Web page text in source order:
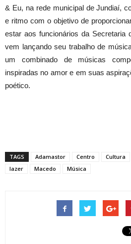
& Eu, na rede municipal de Jundiaí,
e ritmo com o objetivo de
estar aos funcionários da Secretaria
vem lançando seu trabalho de
um combinado de músicas
inspiradas no amor e em suas
poético.
TAGS Adamastor Centro Cultura
lazer
Macedo Música